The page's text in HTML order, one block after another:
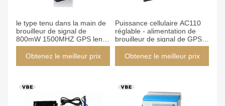
le type tenu dans la main de
brouilleur de signal de
800mW 1500MHZ GPS lent
commencent la conception
de circuit
Obtenez le meilleur prix
Puissance cellulaire AC110
réglable - alimentation de
brouilleur de signal de GPS
de 6 bandes de l'énergie
250VObtenez le meilleur prix